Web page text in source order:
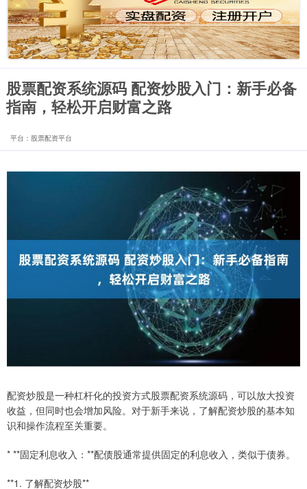
股票配资系统源码 配资炒股入门：新手必备
指南，轻松开启财富之路
平台：股票配资平台
配资炒股是一种杠杆化的投资方式股票配资系统源码，可以放大投资
收益，但同时也会增加风险。对于新手来说，了解配资炒股的基本知
识和操作流程至关重要。
* **固定利息收入：**配债股通常提供固定的利息收入，类似于债券。
**1. 了解配资炒股**